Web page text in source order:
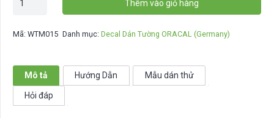
dán
-
WTM015
Thêm vào giỏ hàng
Mã: WTM015 Danh mục:Decal Dán Tường ORACAL (Germany)
Mô tả Hướng Dẫn Mẫu dán thử
Hỏi đáp